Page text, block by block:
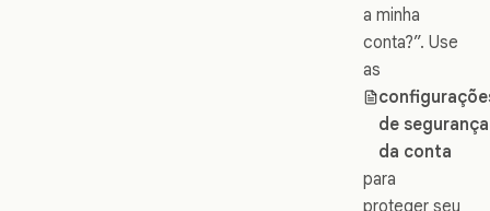
a minha
conta?”. Use
as
de segurança
da conta
para
proteger seu